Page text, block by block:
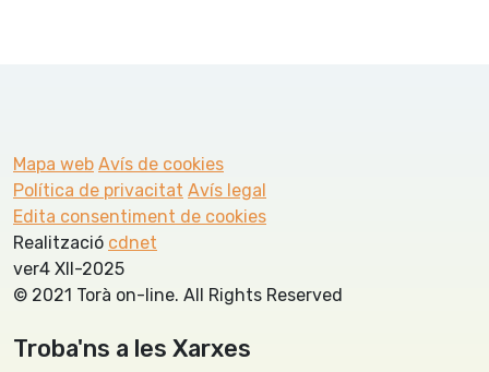
Mapa web Avís de cookies
Política de privacitat Avís legal
Edita consentiment de cookies
Realització cdnet
ver4 XII-2025
© 2021 Torà on-line. All Rights Reserved
Troba'ns a les Xarxes